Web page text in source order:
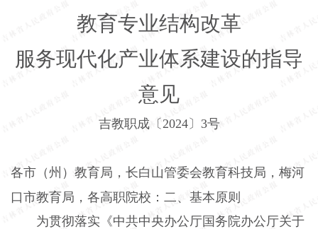
教育专业结构改革
服务现代化产业体系建设的指导
意见
吉教职成〔2024〕3号
各市（州）教育局，长白山管委会教育科技局，梅河
口市教育局，各高职院校： 二、基本原则
为贯彻落实《中共中央办公厅国务院办公厅关于